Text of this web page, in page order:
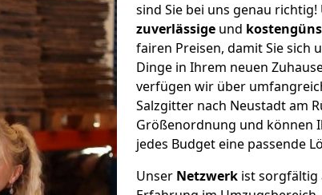
sind Sie bei uns genau
zuverlässige und
fairen Preisen, damit Sie sich
Dinge in Ihrem neuen
verfügen wir über
Salzgitter nach Neustadt am
Größenordnung und können
jedes Budget eine passende
Unser Netzwerk ist sorgfältig